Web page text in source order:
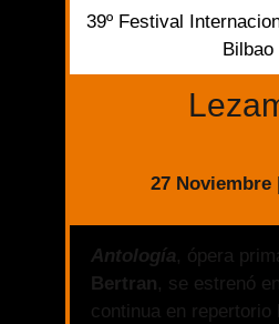
39º Festival
Bilbao
27 Noviembre
Antología, ópera
Bertran, se estrenó
continua en repertorio